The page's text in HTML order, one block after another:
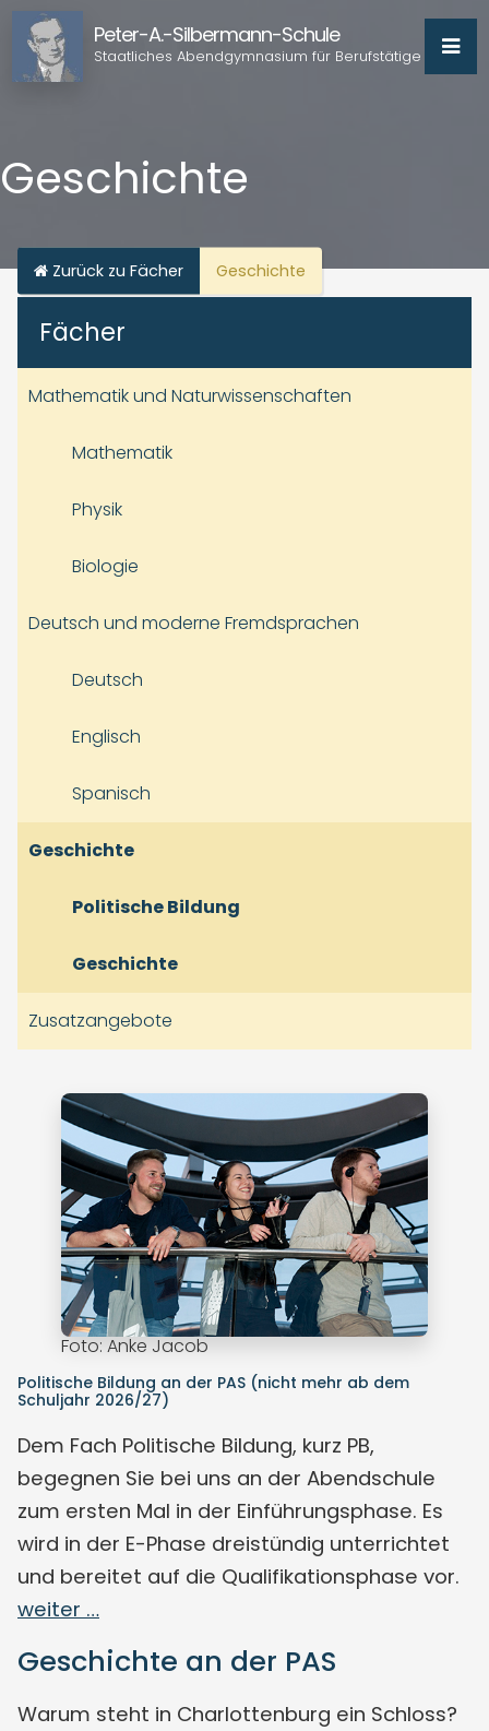
Peter-A.-Silbermann-Schule
Staatliches Abendgymnasium für Berufstätige
Geschichte
Zurück zu Fächer Geschichte
Fächer
Mathematik und Naturwissenschaften
Mathematik
Physik
Biologie
Deutsch und moderne Fremdsprachen
Deutsch
Englisch
Spanisch
Geschichte
Politische Bildung
Geschichte
Zusatzangebote
Foto: Anke Jacob
Politische Bildung an der PAS (nicht mehr ab dem
Schuljahr 2026/27)
Dem Fach Politische Bildung, kurz PB,
begegnen Sie bei uns an der Abendschule
zum ersten Mal in der Einführungsphase. Es
wird in der E-Phase dreistündig unterrichtet
und bereitet auf die Qualifikationsphase vor.
weiter …
Geschichte an der PAS
Warum steht in Charlottenburg ein Schloss?